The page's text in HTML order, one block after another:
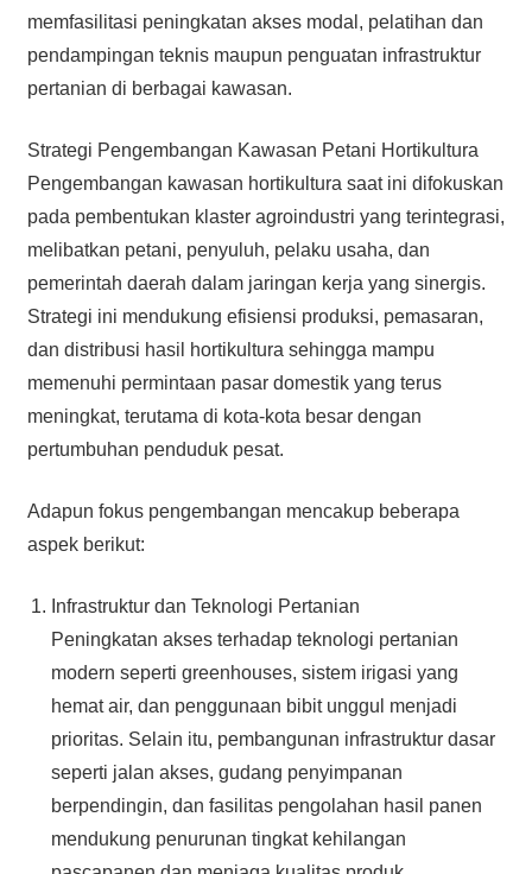
memfasilitasi peningkatan akses modal, pelatihan dan
pendampingan teknis maupun penguatan infrastruktur
pertanian di berbagai kawasan.
Strategi Pengembangan Kawasan Petani Hortikultura
Pengembangan kawasan hortikultura saat ini difokuskan
pada pembentukan klaster agroindustri yang terintegrasi,
melibatkan petani, penyuluh, pelaku usaha, dan
pemerintah daerah dalam jaringan kerja yang sinergis.
Strategi ini mendukung efisiensi produksi, pemasaran,
dan distribusi hasil hortikultura sehingga mampu
memenuhi permintaan pasar domestik yang terus
meningkat, terutama di kota-kota besar dengan
pertumbuhan penduduk pesat.
Adapun fokus pengembangan mencakup beberapa
aspek berikut:
Infrastruktur dan Teknologi Pertanian
Peningkatan akses terhadap teknologi pertanian
modern seperti greenhouses, sistem irigasi yang
hemat air, dan penggunaan bibit unggul menjadi
prioritas. Selain itu, pembangunan infrastruktur dasar
seperti jalan akses, gudang penyimpanan
berpendingin, dan fasilitas pengolahan hasil panen
mendukung penurunan tingkat kehilangan